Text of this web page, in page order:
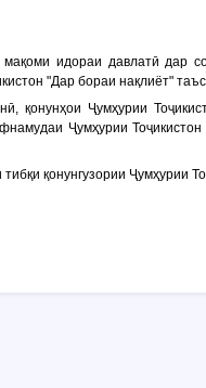
мақоми идораи давлатӣ дар
"Дар бораи нақлиёт"
қонунҳои Ҷумҳурии
Ҷумҳурии
қонунгузории Ҷумҳурии